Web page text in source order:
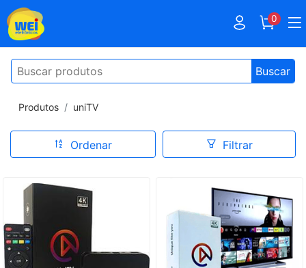
0
Buscar
Produtos uniTV
Ordenar Filtrar